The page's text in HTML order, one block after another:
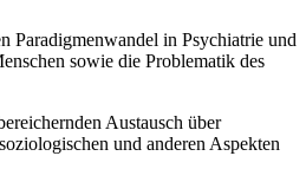
Paradigmenwandel in Psychiatrie und
sowie die Problematik des
Austausch über
und anderen Aspekten